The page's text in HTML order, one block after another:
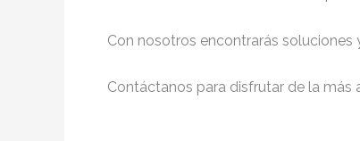
Con nosotros encontrarás
Contáctanos para disfrutar de la más